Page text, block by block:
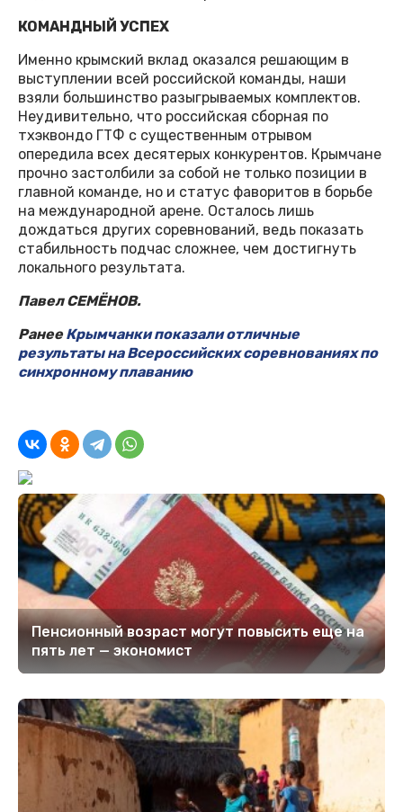
КОМАНДНЫЙ УСПЕХ
Именно крымский вклад оказался решающим в
выступлении всей российской команды, наши
взяли большинство разыгрываемых комплектов.
Неудивительно, что российская сборная по
тхэквондо ГТФ с существенным отрывом
опередила всех десятерых конкурентов. Крымчане
прочно застолбили за собой не только позиции в
главной команде, но и статус фаворитов в борьбе
на международной арене. Осталось лишь
дождаться других соревнований, ведь показать
стабильность подчас сложнее, чем достигнуть
локального результата.
Павел СЕМЁНОВ.
РанееКрымчанки показали отличные
результаты на Всероссийских соревнованиях по
синхронному плаванию
Пенсионный возраст могут повысить еще на
пять лет — экономист